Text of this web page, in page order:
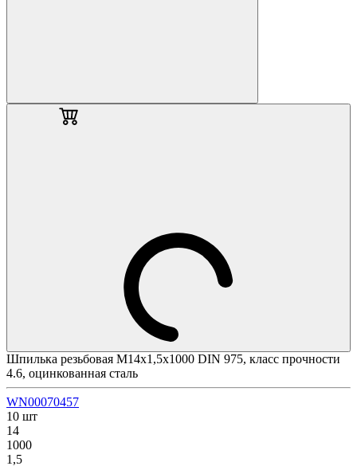
Шпилька резьбовая М14х1,5х1000 DIN 975, класс прочности
4.6, оцинкованная сталь
WN00070457
10 шт
14
1000
1,5